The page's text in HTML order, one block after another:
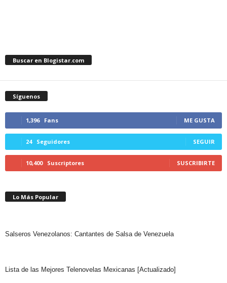
Buscar en Blogistar.com
Síguenos
1,396 Fans ME GUSTA
24 Seguidores SEGUIR
10,400 Suscriptores SUSCRIBIRTE
Lo Más Popular
Salseros Venezolanos: Cantantes de Salsa de Venezuela
Lista de las Mejores Telenovelas Mexicanas [Actualizado]